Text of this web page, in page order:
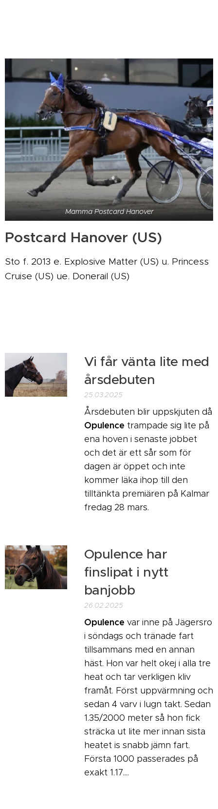
Mamma Postcard Hanover
Postcard Hanover (US)
Sto f. 2013 e. Explosive Matter (US) u. Princess
Cruise (US) ue. Donerail (US)
Vi får vänta lite med
årsdebuten
25.03.2025
Årsdebuten blir uppskjuten då
Opulence trampade sig lite på
ena hoven i senaste jobbet
och det är ett sår som för
dagen är öppet och inte
kommer läka ihop till den
tilltänkta premiären på Kalmar
fredag 28 mars.
Opulence har
finslipat i nytt
banjobb
26.02.2025
Opulence var inne på Jägersro
i söndags och tränade fart
tillsammans med en annan
häst. Hon var helt okej i alla tre
heat och tar verkligen kliv
framåt. Först uppvärmning och
sedan 4 varv i lugn takt. Sedan
1.35/2000 meter så hon fick
sträcka ut lite mer innan sista
heatet is snabb jämn fart.
Första 1000 passerades på
exakt 1.17....